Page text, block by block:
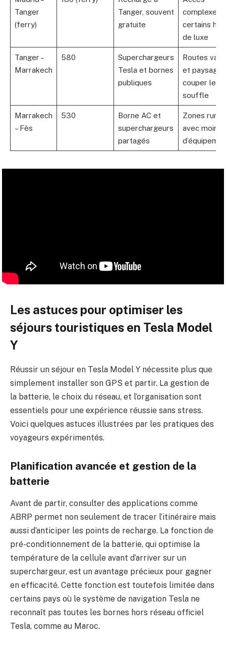
Tanger
(ferry)
Tanger, souvent
gratuite
complexe
certains
de luxe
Tanger –
Marrakech
580
Superchargeurs
Tesla et bornes
publiques
Routes
et
couper le
souffle
Marrakech
– Fès
530
Borne AC et
superchargeurs
partagés
Zones
avec moins
Les astuces pour optimiser les
séjours touristiques en Tesla Model
Y
Réussir un séjour en Tesla Model Y nécessite plus que
simplement installer son GPS et partir. La gestion de
la batterie, le choix du réseau, et l’organisation sont
essentiels pour une expérience réussie sans stress.
Voici quelques astuces illustrées par les pratiques des
voyageurs expérimentés.
Planification avancée et gestion de la
batterie
Avant de partir, consulter des applications comme
ABRP permet non seulement de tracer l’itinéraire mais
aussi d’anticiper les points de recharge. La fonction de
pré-conditionnement de la batterie, qui optimise la
température de la cellule avant d’arriver sur un
superchargeur, est un avantage précieux pour gagner
en efficacité. Cette fonction est toutefois limitée dans
certains pays où le système de navigation Tesla ne
reconnaît pas toutes les bornes hors réseau officiel
Tesla, comme au Maroc.